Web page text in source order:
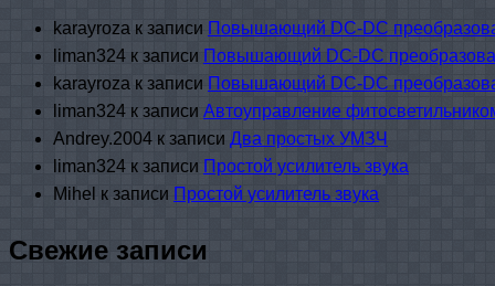
karayroza к записи Повышающий DC-DC
liman324 к записи Повышающий DC-DC
karayroza к записи Повышающий DC-DC
liman324 к записи Автоуправление
Andrey.2004 к записи Два простых УМЗЧ
liman324 к записи Простой усилитель звука
Mihel к записи Простой усилитель звука
Свежие записи